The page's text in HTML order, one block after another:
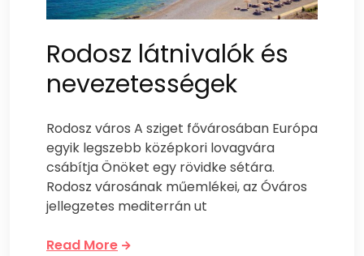
Rodosz látnivalók és
nevezetességek
Rodosz város A sziget fővárosában Európa
egyik legszebb középkori lovagvára
csábítja Önöket egy rövidke sétára.
Rodosz városának műemlékei, az Óváros
jellegzetes mediterrán ut
Read More